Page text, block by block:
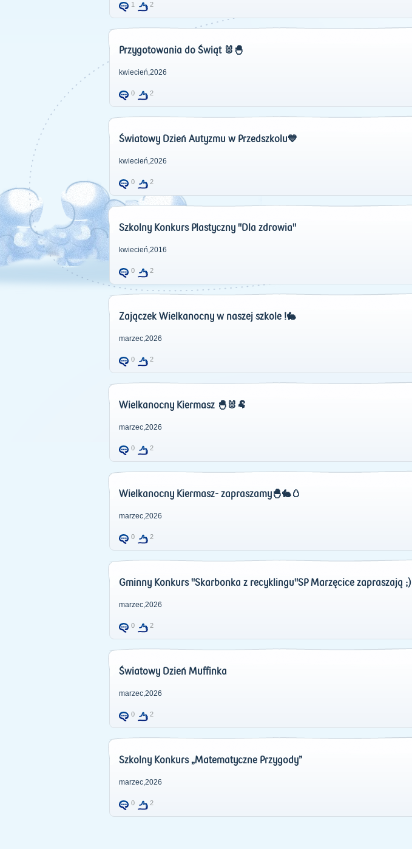
1 2
Przygotowania do Świąt 🐰🐣
kwiecień,2026
0 2
Światowy Dzień Autyzmu w Przedszkolu💙
kwiecień,2026
0 2
Szkolny Konkurs Plastyczny "Dla zdrowia"
kwiecień,2016
0 2
Zajączek Wielkanocny w naszej szkole !🐇
marzec,2026
0 2
Wielkanocny Kiermasz 🐣🐰🐏
marzec,2026
0 2
Wielkanocny Kiermasz- zapraszamy🐣🐇🥚
marzec,2026
0 2
Gminny Konkurs "Skarbonka z recyklingu"SP Marzęcice zapraszają ;)
marzec,2026
0 2
Światowy Dzień Muffinka
marzec,2026
0 2
Szkolny Konkurs „Matematyczne Przygody”
marzec,2026
0 2